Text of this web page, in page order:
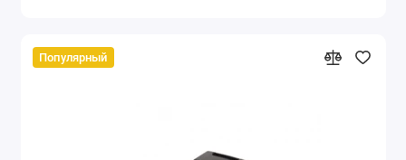
Популярный